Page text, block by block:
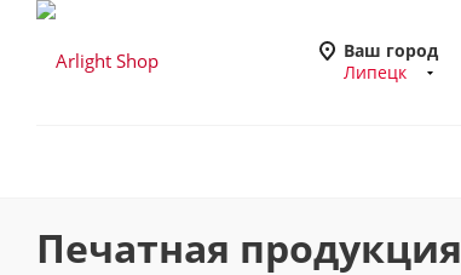
Ваш город
Липецк
Печатная продукция